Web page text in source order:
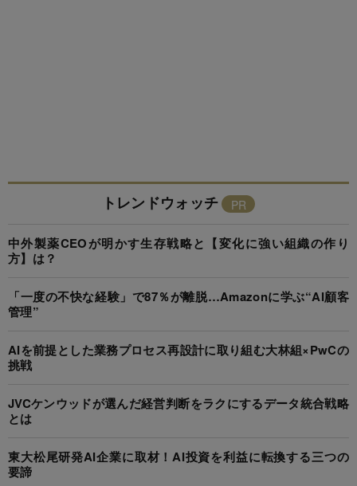
トレンドウォッチ
中外製薬CEOが明かす生存戦略と【変化に強い組織の作り
方】は？
「一度の不快な経験」で87％が離脱…Amazonに学ぶ“AI顧客
管理”
AIを前提とした業務プロセス再設計に取り組む大林組×PwCの
挑戦
JVCケンウッドが選んだ経営判断をラクにするデータ統合戦略
とは
東大松尾研発AI企業に取材！AI投資を利益に転換する三つの
要諦